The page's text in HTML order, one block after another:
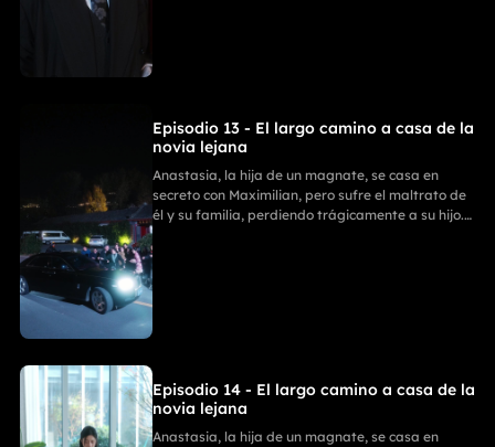
Episodio 13 - El largo camino a casa de la
novia lejana
Anastasia, la hija de un magnate, se casa en
secreto con Maximilian, pero sufre el maltrato de
él y su familia, perdiendo trágicamente a su hijo.
Con ayuda de sus tres poderosos hermanos,
Anastasia se divorcia y revela su verdadera
identidad. La Familia Zhou paga por sus
fechorías, mientras ella comienza un nuevo y
Episodio 14 - El largo camino a casa de la
novia lejana
Anastasia, la hija de un magnate, se casa en